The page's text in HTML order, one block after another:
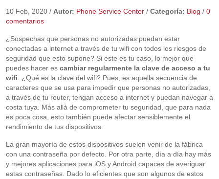
10 Feb, 2020/ Autor: Phone Service Center/ Categoría: Blog / 0
comentarios
¿Sospechas que personas no autorizadas puedan estar
conectadas a internet a través de tu wifi con todos los riesgos de
seguridad que esto supone? Si este es tu caso, lo mejor que
puedes hacer es cambiar regularmente la clave de acceso a tu
wifi. ¿Qué es la clave del wifi? Pues, es aquella secuencia de
caracteres que se usa para impedir que personas no autorizadas,
a través de tu router, tengan acceso a internet y puedan navegar a
costa tuya. Más allá de comprometer tu seguridad, que para nada
es poca cosa, esto también puede afectar sensiblemente el
rendimiento de tus dispositivos.
La gran mayoría de estos dispositivos suelen venir de la fábrica
con una contraseña por defecto. Por otra parte, día a día hay más
y mejores aplicaciones para iOS y Android capaces de averiguar
estas contraseñas. Dado lo eficientes que son algunos de estos